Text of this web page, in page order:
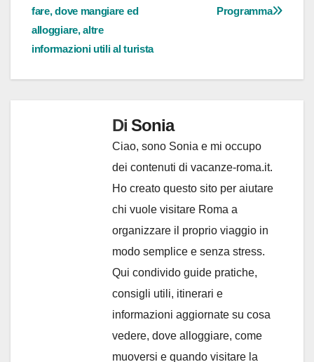
Programma
fare, dove mangiare ed
alloggiare, altre
informazioni utili al turista
DiSonia
Ciao, sono Sonia e mi occupo
dei contenuti di vacanze-roma.it.
Ho creato questo sito per aiutare
chi vuole visitare Roma a
organizzare il proprio viaggio in
modo semplice e senza stress.
Qui condivido guide pratiche,
consigli utili, itinerari e
informazioni aggiornate su cosa
vedere, dove alloggiare, come
muoversi e quando visitare la